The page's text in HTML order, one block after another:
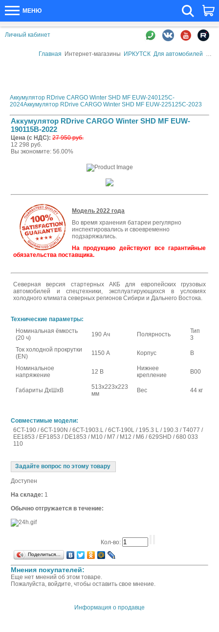
МЕНЮ
Личный кабинет
Главная Интернет-магазины ИРКУТСК Для автомобилей
Аккумулятор RDrive CARGO Winter SHD MF EUW-240125C-
2024Аккумулятор RDrive CARGO Winter SHD MF EUW-225125C-2023
Аккумулятор RDrive CARGO Winter SHD MF EUW-
190115B-2022
Цена (с НДС): 27 950 руб.
12 298 руб.
Вы экономите: 56.00%
Модель 2022 года
Во время хранения батареи регулярно
инспектировались и своевременно
подзаряжались.
На продукцию действуют все гарантийные
обязательства поставщика.
Северная версия стартерных АКБ для европейских грузовых
автомобилей и спецтехники, эксплуатирующихся в условиях
холодного климата северных регионов Сибири и Дальнего Востока.
Технические параметры:
Номинальная ёмкость
(20 ч)
190 Ач Полярность
Тип
3
Ток холодной прокрутки
(EN)
1150 А Корпус B
Номинальное
напряжение
12 В
Нижнее
крепление
B00
Габариты ДхШхВ
513x223x223
мм
Вес 44 кг
Совместимые модели:
6CT-190 / 6CT-190N / 6CT-1903.L / 6CT-190L / 195.3 L / 190.3 / T4077 /
EE1853 / EF1853 / DE1853 / M10 / M7 / M12 / M6 / 629SHD / 680 033
110
Задайте вопрос по этому товару
Доступен
На складе: 1
Обычно отгружается в течение:
Кол-во:
Поделиться…
Мнения покупателей:
Еще нет мнений об этом товаре.
Пожалуйста, войдите, чтобы оставить свое мнение.
Информация о продавце